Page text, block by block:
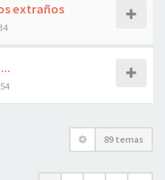
extraños
89 temas